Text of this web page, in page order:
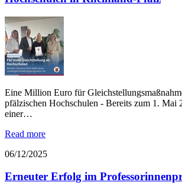
Eine Million Euro für
pfälzischen Hochschulen - Bereits zum 1. Mai
einer…
Read more
06/12/2025
Erneuter Erfolg im